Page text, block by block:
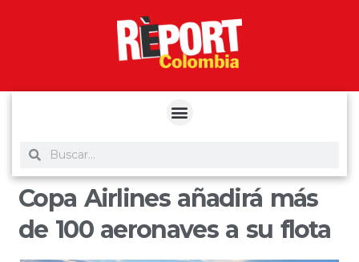
Copa Airlines añadirá más
de 100 aeronaves a su flota